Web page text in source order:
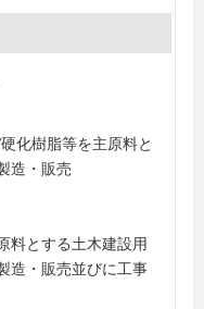
化樹脂等を主原料と
造・販売
料とする土木建設用
造・販売並びに工事